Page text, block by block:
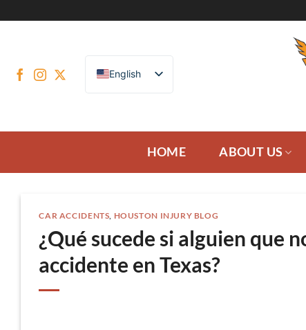
English
HOME ABOUT US
CAR ACCIDENTS, HOUSTON INJURY BLOG
¿Qué sucede si alguien que
accidente en Texas?